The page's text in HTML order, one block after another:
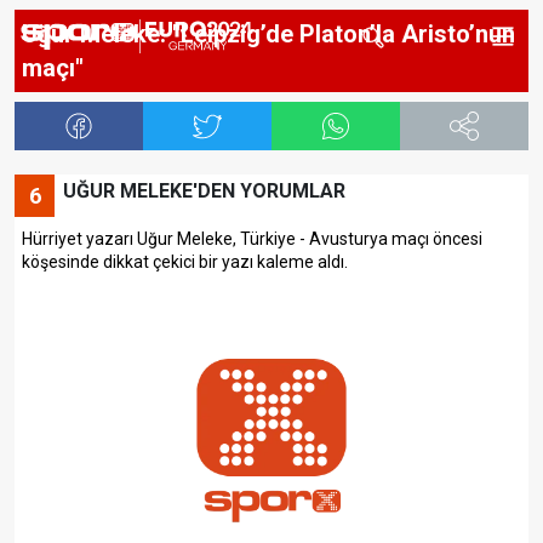
Uğur Meleke: "Leipzig’de Platon’la Aristo’nun
maçı"
6 UĞUR MELEKE'DEN YORUMLAR
Hürriyet yazarı Uğur Meleke, Türkiye - Avusturya maçı öncesi
köşesinde dikkat çekici bir yazı kaleme aldı.